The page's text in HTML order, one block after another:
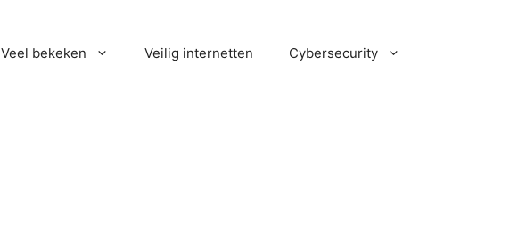
Veel bekeken Veilig internetten Cybersecurity